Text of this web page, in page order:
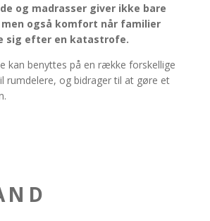
og madrasser giver ikke bare
men også komfort når familier
sig efter en katastrofe.
kan benyttes på en række forskellige
rumdelere, og bidrager til at gøre et